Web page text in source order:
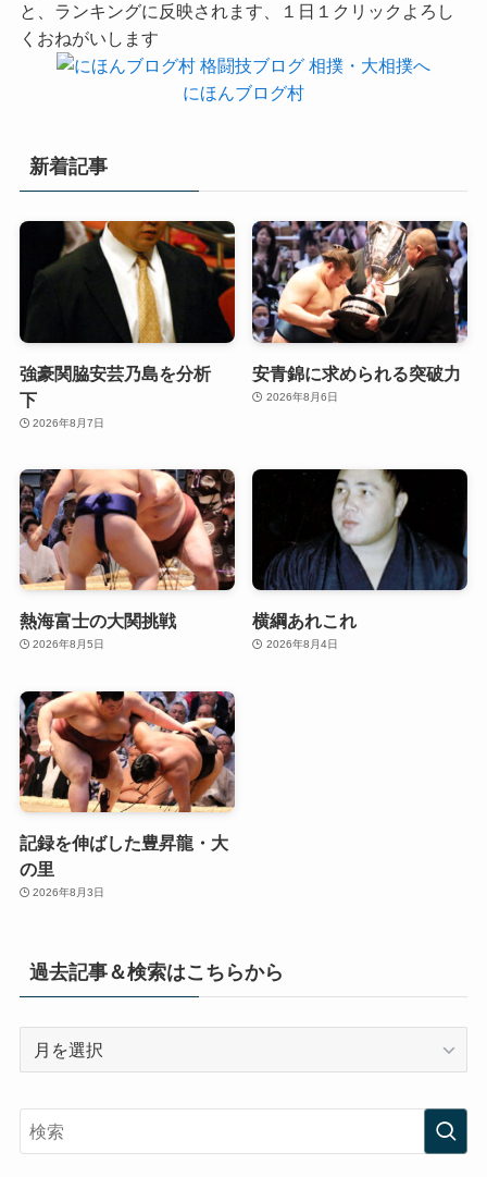
と、ランキングに反映されます、１日１クリックよろし
くおねがいします
にほんブログ村
新着記事
強豪関脇安芸乃島を分析
下
2026年8月7日
安青錦に求められる突破力
2026年8月6日
熱海富士の大関挑戦
2026年8月5日
横綱あれこれ
2026年8月4日
記録を伸ばした豊昇龍・大
の里
2026年8月3日
過去記事＆検索はこちらから
事
＆